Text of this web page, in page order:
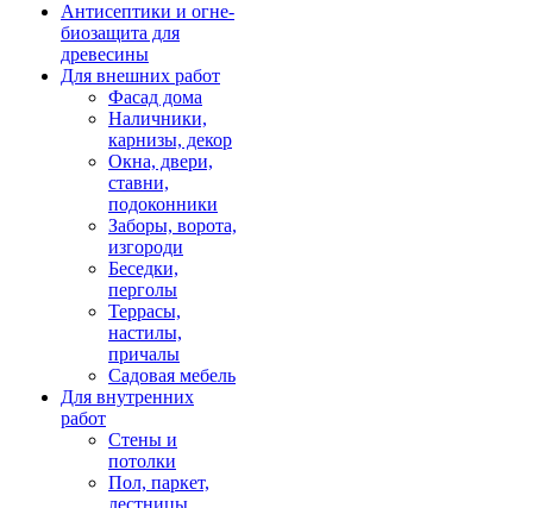
Антисептики и огне-
биозащита для
древесины
Для внешних работ
Фасад дома
Наличники,
карнизы, декор
Окна, двери,
ставни,
подоконники
Заборы, ворота,
изгороди
Беседки,
перголы
Террасы,
настилы,
причалы
Садовая мебель
Для внутренних
работ
Стены и
потолки
Пол, паркет,
лестницы